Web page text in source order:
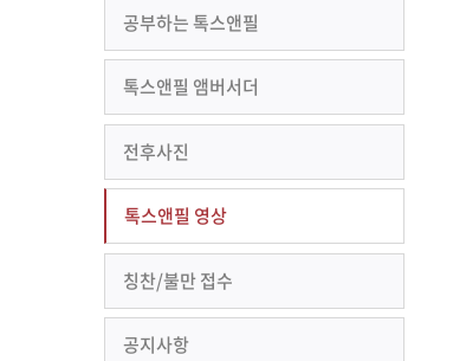
공부하는 톡스앤필
톡스앤필 앰버서더
전후사진
톡스앤필 영상
칭찬/불만 접수
공지사항